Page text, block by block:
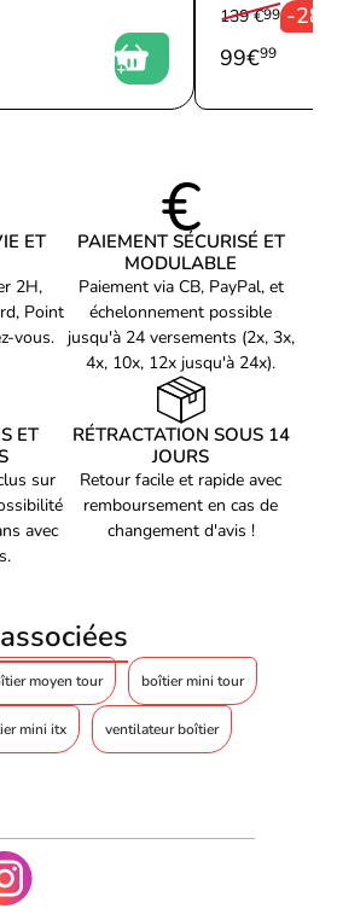
cartes mères
optimal
Profondeur/longueur: 42 cm
Voir produits Thermaltake
-
139 €99
99€99
ET
2H,
Point
vous.
PAIEMENT SÉCURISÉ ET
MODULABLE
Paiement via CB, PayPal, et
échelonnement possible
jusqu'à 24 versements (2x, 3x,
4x, 10x, 12x jusqu'à 24x).
ET
sur
avec
RÉTRACTATION SOUS 14
JOURS
Retour facile et rapide avec
remboursement en cas de
changement d'avis !
moyen tour boîtier mini tour
mini itx ventilateur boîtier